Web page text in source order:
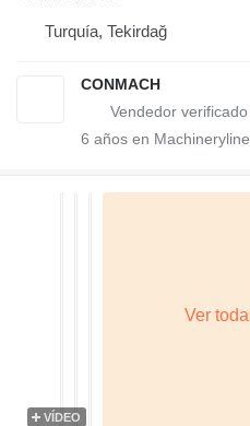
Turquía, Tekirdağ
CONMACH
6 años en Machineryline
VÍDEO